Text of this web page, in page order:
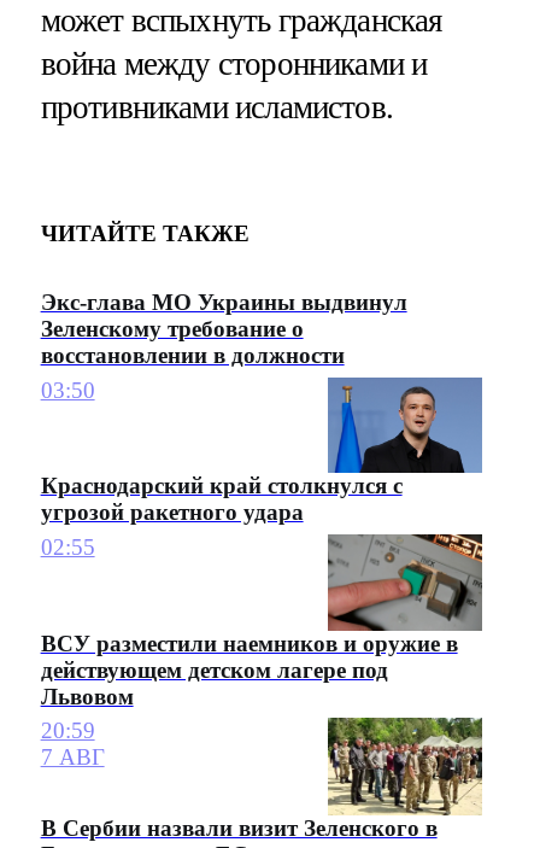
может вспыхнуть гражданская
война между сторонниками и
противниками исламистов.
ЧИТАЙТЕ ТАКЖЕ
Экс-глава МО Украины выдвинул
Зеленскому требование о
восстановлении в должности
03:50
Краснодарский край столкнулся с
угрозой ракетного удара
02:55
ВСУ разместили наемников и оружие в
действующем детском лагере под
Львовом
20:59
7 АВГ
В Сербии назвали визит Зеленского в